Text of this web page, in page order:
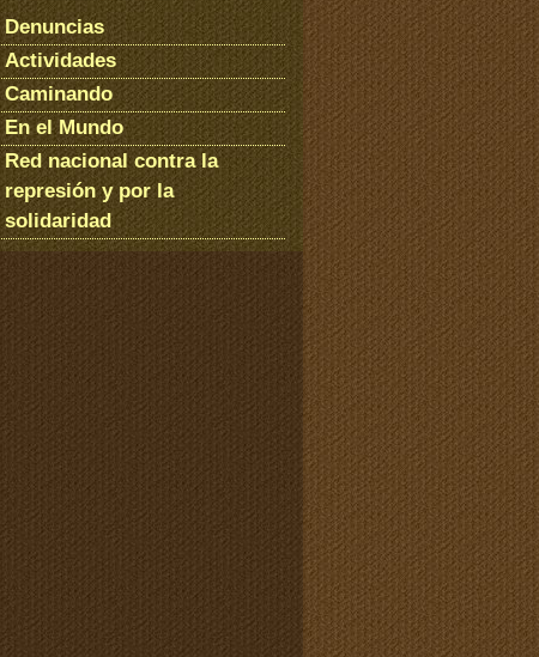
Denuncias
Actividades
Caminando
En el Mundo
Red nacional contra la
represión y por la
solidaridad